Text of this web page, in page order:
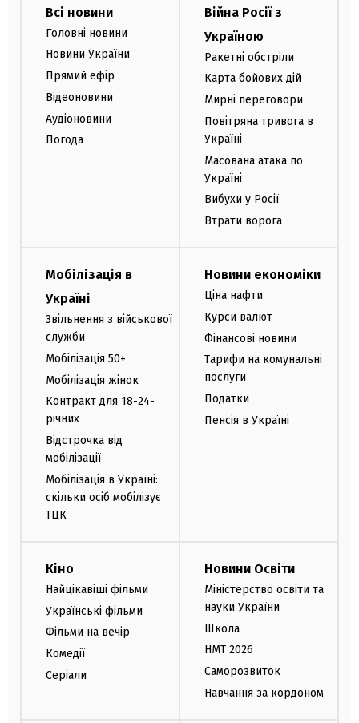
Всі новини
Головні новини
Новини України
Прямий ефір
Відеоновини
Аудіоновини
Погода
Війна Росії з
Україною
Ракетні обстріли
Карта бойових дій
Мирні переговори
Повітряна тривога в
Україні
Масована атака по
Україні
Вибухи у Росії
Втрати ворога
Мобілізація в
Україні
Звільнення з військової
служби
Мобілізація 50+
Мобілізація жінок
Контракт для 18-24-
річних
Відстрочка від
мобілізації
Мобілізація в Україні:
скільки осіб мобілізує
ТЦК
Новини економіки
Ціна нафти
Курси валют
Фінансові новини
Тарифи на комунальні
послуги
Податки
Пенсія в Україні
Кіно
Найцікавіші фільми
Українські фільми
Фільми на вечір
Комедії
Серіали
Новини Освіти
Міністерство освіти та
науки України
Школа
НМТ 2026
Саморозвиток
Навчання за кордоном